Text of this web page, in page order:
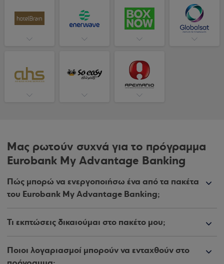
Μας ρωτούν συχνά για το πρόγραμμα
Eurobank My Advantage Banking
Πώς μπορώ να ενεργοποιήσω ένα από τα πακέτα
του Eurobank My Advantage Banking;
Τι εκπτώσεις δικαιούμαι στο πακέτο μου;
Ποιοι λογαριασμοί μπορούν να ενταχθούν στο